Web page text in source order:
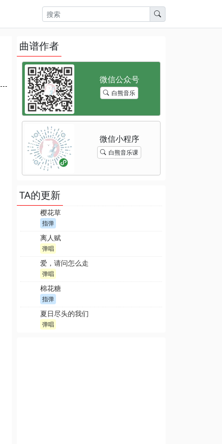
曲谱作者
白熊音乐
白熊音乐课
TA的更新
樱花草
指弹
离人赋
弹唱
爱，请问怎么走
弹唱
棉花糖
指弹
夏日尽头的我们
弹唱